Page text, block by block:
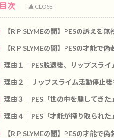
目次
【RIP SLYMEの闇】PESの訴えを
【RIP SLYMEの闇】PESの才能で
理由１｜PES脱退後、リップスラ
理由２｜リップスライム活動停止
理由３｜PES「世の中を騙してきた
理由４｜PES「才能が搾り取られた
【RIP SLYMEの闇】PESの才能で